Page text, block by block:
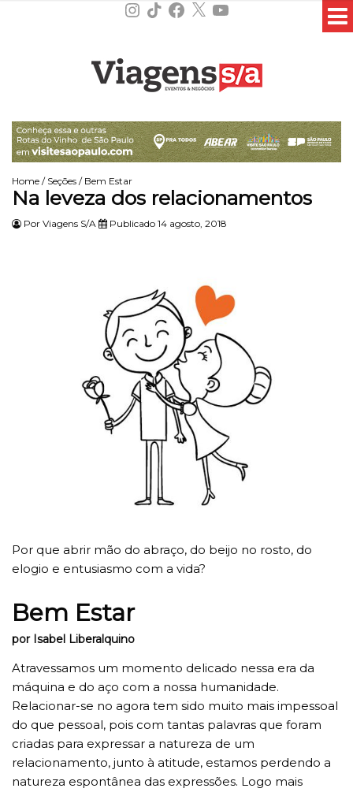
Instagram
TikTokFacebook
X YouTube
Home / Seções / Bem Estar
Na leveza dos relacionamentos
Por Viagens S/A Publicado 14 agosto, 2018
Por que abrir mão do abraço, do beijo no rosto, do
elogio e entusiasmo com a vida?
Bem Estar
por Isabel Liberalquino
Atravessamos um momento delicado nessa era da
máquina e do aço com a nossa humanidade.
Relacionar-se no agora tem sido muito mais impessoal
do que pessoal, pois com tantas palavras que foram
criadas para expressar a natureza de um
relacionamento, junto à atitude, estamos perdendo a
natureza espontânea das expressões. Logo mais